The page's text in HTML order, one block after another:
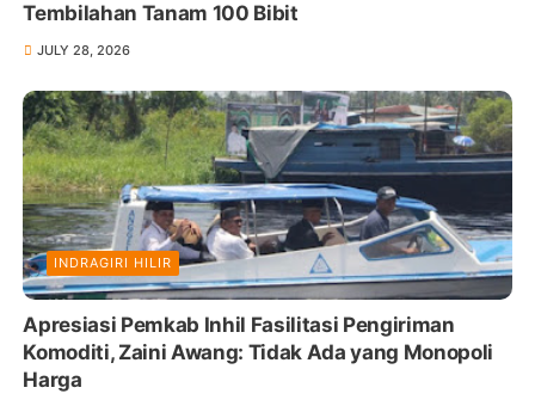
Tembilahan Tanam 100 Bibit
JULY 28, 2026
INDRAGIRI HILIR
Apresiasi Pemkab Inhil Fasilitasi Pengiriman
Komoditi, Zaini Awang: Tidak Ada yang Monopoli
Harga